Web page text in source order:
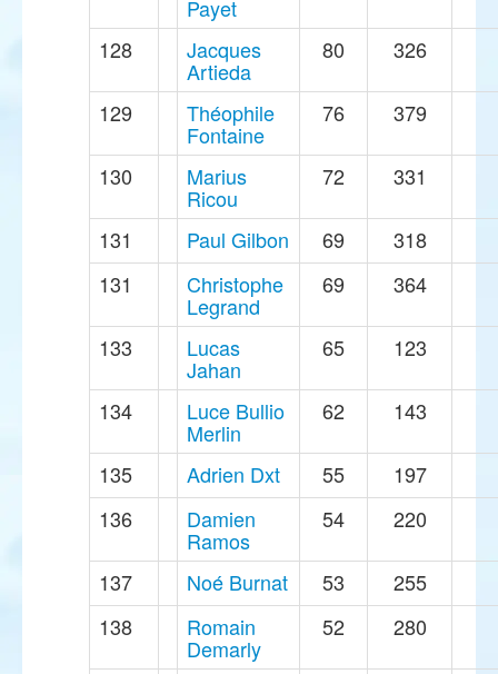
Payet
128 Jacques
Artieda
80 326
129 Théophile
Fontaine
76 379
130 Marius
Ricou
72 331
131 Paul Gilbon 69
318
131
Christophe
Legrand
69 364
133 Lucas
Jahan
65 123
134 Luce Bullio
Merlin
62 143
135 Adrien Dxt 55
197
136
Damien
Ramos
54 220
137 Noé Burnat 53
255
138
Romain
Demarly
52 280